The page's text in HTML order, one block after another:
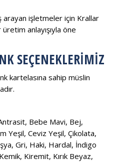
işletmeler için Krallar
anlayışıyla öne
SEÇENEKLERIMIZ
kartelasına sahip müslin
Antrasit, Bebe Mavi, Bej,
Yeşil, Ceviz Yeşil, Çikolata,
Gri, Haki, Hardal, İndigo
Kiremit, Kırık Beyaz,